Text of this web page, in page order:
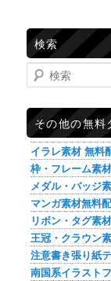
検索
検索
その他の無料
イラレ素材 無料
枠・フレーム素
メダル・バッジ
マンガ素材無料
リボン・タグ素
王冠・クラウン
注意書き張り紙
南国系イラスト